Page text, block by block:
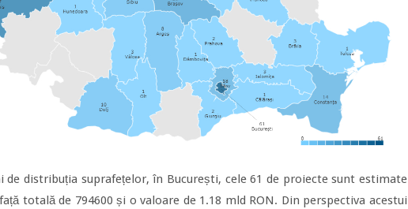
de distribuția suprafețelor, în București, cele 61 de proiecte sunt estimate
totală de 794600 și o valoare de 1.18 mld RON. Din perspectiva acestui